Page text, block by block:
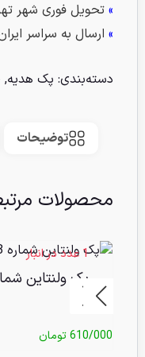
» تحویل فوری شهر
» ارسال به سراسر
دسته‌بندی: پک هدیه,
توضیحات
محصولات
1 عدد در انبار
پک ولنتاین
610/000تومان